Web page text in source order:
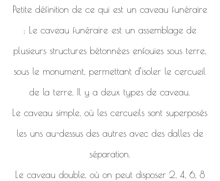
Petite définition de ce qui est un caveau funéraire
: Le caveau funéraire est un assemblage de
plusieurs structures bétonnées enfouies sous terre,
sous le monument, permettant d’isoler le cercueil
de la terre. Il y a deux types de caveau.
Le caveau simple, où les cercueils sont superposés
les uns au-dessus des autres avec des dalles de
séparation.
Le caveau double, où on peut disposer 2, 4, 6, 8